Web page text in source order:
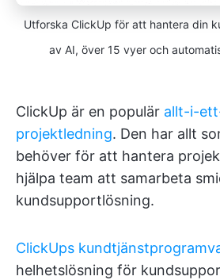
Utforska ClickUp för att hantera din
av AI, över 15 vyer och
ClickUp är en populär allt-i-
projektledning. Den har allt
behöver för att hantera
hjälpa team att samarbeta
kundsupportlösning.
ClickUps
helhetslösning för